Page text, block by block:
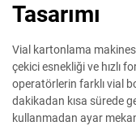
Tasarımı
Vial kartonlama
çekici esnekliği ve hızlı
operatörlerin farklı vial
dakikadan kısa sürede
kullanmadan ayar